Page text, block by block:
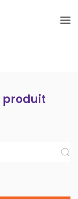
produit